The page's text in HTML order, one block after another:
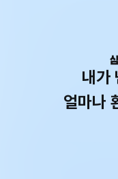
내가
얼마나